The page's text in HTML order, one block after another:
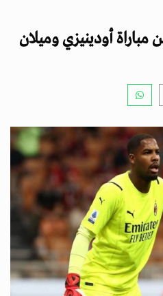
أودينيزي وميلان